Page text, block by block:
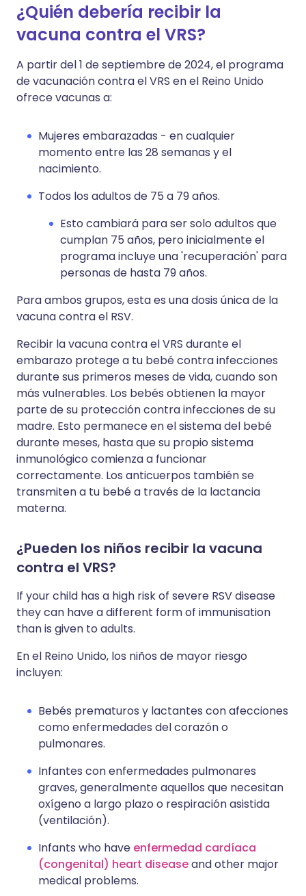
¿Quién debería recibir la
vacuna contra el VRS?
A partir del 1 de septiembre de 2024, el programa
de vacunación contra el VRS en el Reino Unido
ofrece vacunas a:
Mujeres embarazadas - en cualquier
momento entre las 28 semanas y el
nacimiento.
Todos los adultos de 75 a 79 años.
Esto cambiará para ser solo adultos que
cumplan 75 años, pero inicialmente el
programa incluye una 'recuperación' para
personas de hasta 79 años.
Para ambos grupos, esta es una dosis única de la
vacuna contra el RSV.
Recibir la vacuna contra el VRS durante el
embarazo protege a tu bebé contra infecciones
durante sus primeros meses de vida, cuando son
más vulnerables. Los bebés obtienen la mayor
parte de su protección contra infecciones de su
madre. Esto permanece en el sistema del bebé
durante meses, hasta que su propio sistema
inmunológico comienza a funcionar
correctamente. Los anticuerpos también se
transmiten a tu bebé a través de la lactancia
materna.
¿Pueden los niños recibir la vacuna
contra el VRS?
If your child has a high risk of severe RSV disease
they can have a different form of immunisation
than is given to adults.
En el Reino Unido, los niños de mayor riesgo
incluyen:
Bebés prematuros y lactantes con afecciones
como enfermedades del corazón o
pulmonares.
Infantes con enfermedades pulmonares
graves, generalmente aquellos que necesitan
oxígeno a largo plazo o respiración asistida
(ventilación).
Infants who have enfermedad cardíaca
(congenital) heart diseaseand other major
medical problems.